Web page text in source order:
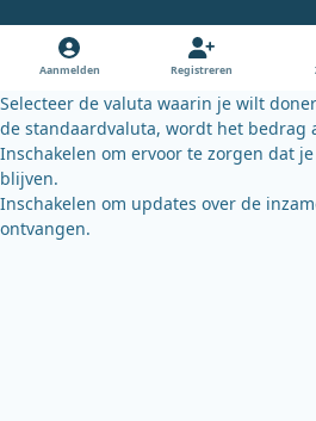
Aanmelden Registreren
Selecteer de valuta waarin je wilt
de standaardvaluta, wordt het bedrag
Inschakelen om ervoor te zorgen dat
blijven.
Inschakelen om updates over de
ontvangen.